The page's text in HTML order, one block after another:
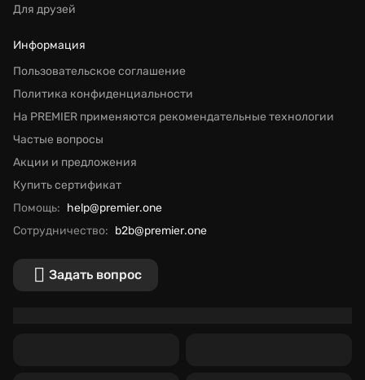
Для друзей
Информация
Пользовательское соглашение
Политика конфиденциальности
На PREMIER применяются рекомендательные технологии
Частые вопросы
Акции и предложения
Купить сертификат
Помощь: help@premier.one
Сотрудничество: b2b@premier.one
Задать вопрос